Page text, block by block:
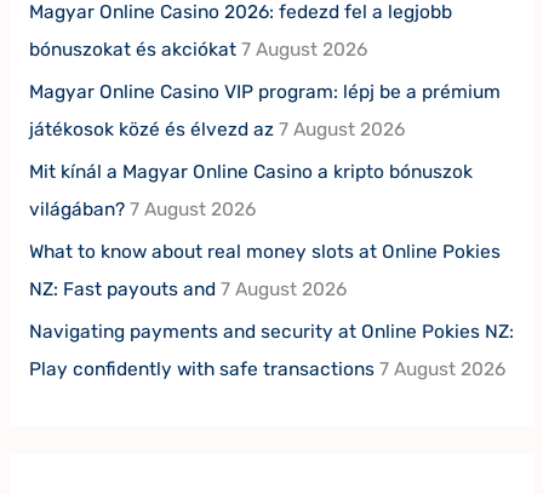
Magyar Online Casino 2026: fedezd fel a legjobb
bónuszokat és akciókat 7 August 2026
Magyar Online Casino VIP program: lépj be a prémium
játékosok közé és élvezd az 7 August 2026
Mit kínál a Magyar Online Casino a kripto bónuszok
világában? 7 August 2026
What to know about real money slots at Online Pokies
NZ: Fast payouts and 7 August 2026
Navigating payments and security at Online Pokies NZ:
Play confidently with safe transactions 7 August 2026